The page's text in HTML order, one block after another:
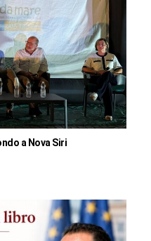
a Nova Siri